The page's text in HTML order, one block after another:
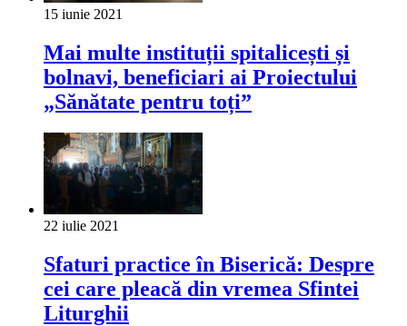
15 iunie 2021
Mai multe instituții spitalicești și
bolnavi, beneficiari ai Proiectului
„Sănătate pentru toți”
22 iulie 2021
Sfaturi practice în Biserică: Despre
cei care pleacă din vremea Sfintei
Liturghii